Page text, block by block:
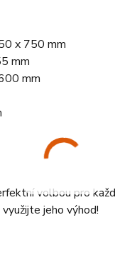
x 750 mm
mm
mm
volbou pro
jeho výhod!